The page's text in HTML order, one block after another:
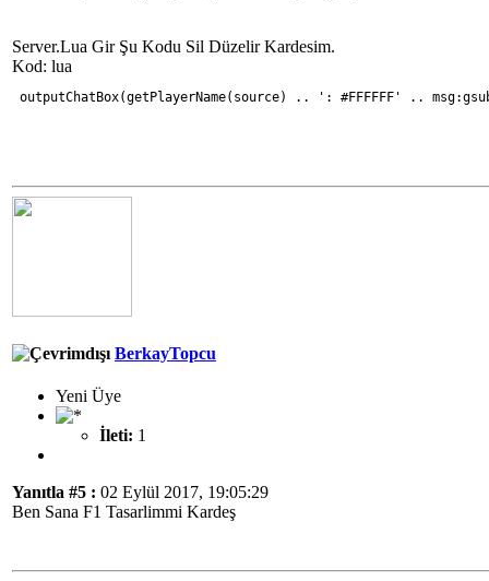
Server.Lua Gir Şu Kodu Sil Düzelir Kardesim.
Kod: lua
outputChatBox(getPlayerName(source) .. ': #FFFFFF' ..
BerkayTopcu
Yeni Üye
İleti: 1
Yanıtla #5 : 02 Eylül 2017, 19:05:29
Ben Sana F1 Tasarlimmi Kardeş